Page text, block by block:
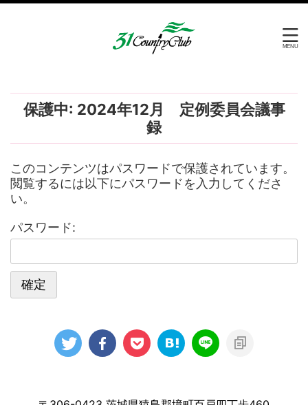
保護中: 2024年12月 定例委員会議事
録
このコンテンツはパスワードで保護されています。
閲覧するには以下にパスワードを入力してくださ
い。
パスワード: